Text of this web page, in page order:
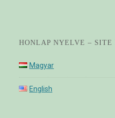
HONLAP NYELVE – SITE
Magyar
English